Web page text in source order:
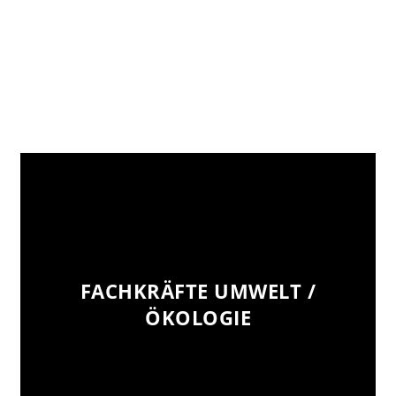
FACHKRÄFTE UMWELT /
ÖKOLOGIE
FACHKRÄFTE UMWELT /
ÖKOLOGIE